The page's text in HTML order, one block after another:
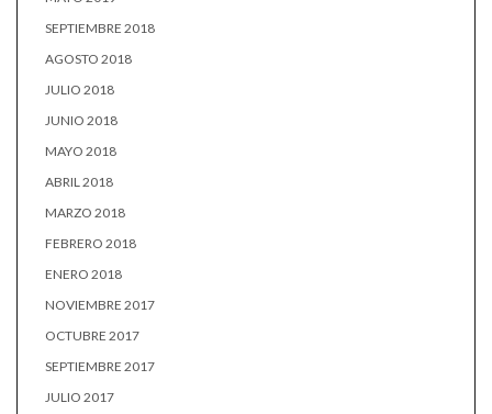
SEPTIEMBRE 2018
AGOSTO 2018
JULIO 2018
JUNIO 2018
MAYO 2018
ABRIL 2018
MARZO 2018
FEBRERO 2018
ENERO 2018
NOVIEMBRE 2017
OCTUBRE 2017
SEPTIEMBRE 2017
JULIO 2017